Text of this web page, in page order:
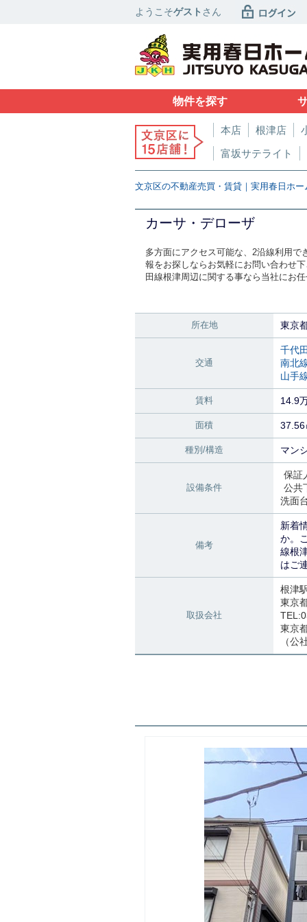
ようこそゲスト さん
物件を探す
本店 根津店
富坂サテライト
文京区の不動産売買・賃貸｜実用春日ホー
カーサ・デローザ
多方面にアクセス可能な、2沿線利用
報をお探しならお気軽にお問い合わせ
田線根津周辺に関する事なら当社にお
所在地 東京
交通
千代
南北
山手
賃料 14.9
面積 37.56
種別/構造 マン
設備条件
保証
公共
洗面
備考
新着
か。
線根
はご
取扱会社
根津
東京
東京
（公